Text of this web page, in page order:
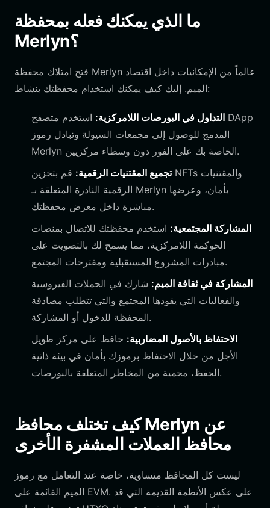
ما الذي يمكنك فعله بمحفظة
Merlyn؟
فتح امتلاك محفظة Merlyn عالماً من الإمكانيات داخل اقتصاد
الميم. إليك كيف يمكنك استخدام محفظتك بنشاط:
التداول في البورصات اللامركزية: استخدم متصفح DApp
المدمج للوصول إلى مجمعات السيولة وتبادل رموز
Merlyn الخاصة بك على الفور دون وسطاء مركزيين.
تجميع المقتنيات الرقمية: قم بتخزين NFTs والمقتنيات
الرقمية النادرة المتعلقة بـ Merlyn بأمان، وعرضها
مباشرة داخل معرض محفظتك.
المشاركة المجتمعية: استخدم محفظتك للاتصال بمنصات
الحوكمة اللامركزية، مما يسمح لك بالتصويت على
مبادرات المشروع المستقبلية ومقترحات المجتمع.
المشاركة في ثقافة الميم: شارك في الحملات الفيروسية
والفعاليات التي يقودها المجتمع والتي تتطلب مصادقة
المحفظة للدخول أو المشاركة.
الاحتفاظ بالأصول المضاربية: حافظ على مركز طويل
الأجل من خلال الاحتفاظ برموزك بأمان في بيئة ذاتية
الحفظ، محمية من المخاطر المتعلقة بالبورصات.
كيف تختلف محافظ Merlyn عن
محافظ العملات المشفرة الأخرى
ليست كل المحافظ متساوية، خاصة عند التعامل مع رموز
الميم القائمة على EVM. على عكس الأنظمة القديمة التي قد